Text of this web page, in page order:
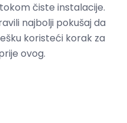
čiste instalacije.
najbolji pokušaj da
koristeći korak za
ovog.